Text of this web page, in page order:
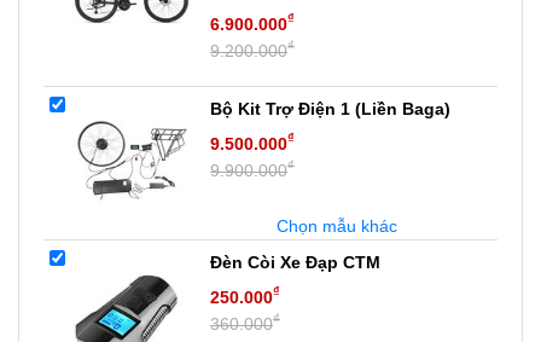
6.900.000₫
9.200.000₫
Bộ Kit Trợ Điện 1 (Liền Baga)
9.500.000₫
9.900.000₫
Chọn mẫu khác
Đèn Còi Xe Đạp CTM
250.000₫
360.000₫